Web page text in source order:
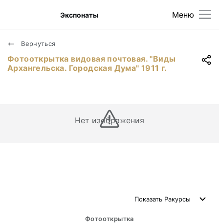
Меню
Экспонаты
Вернуться
Фотооткрытка видовая почтовая. "Виды
Архангельска. Городская Дума" 1911 г.
Нет изображения
Показать Ракурсы
Фотооткрытка